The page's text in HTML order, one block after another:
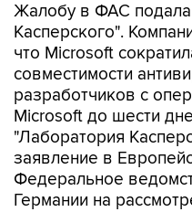
Жалобу в ФАС
Касперского".
что Microsoft
совместимости
разработчиков с
Microsoft до шести
"Лаборатория
заявление в
Федеральное
Германии на